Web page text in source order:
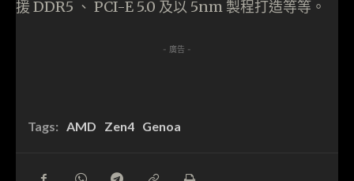
援 DDR5 、 PCI-E 5.0 及以 5nm 製程打造等等。
- 廣告 -
Tags: AMD Zen4 Genoa